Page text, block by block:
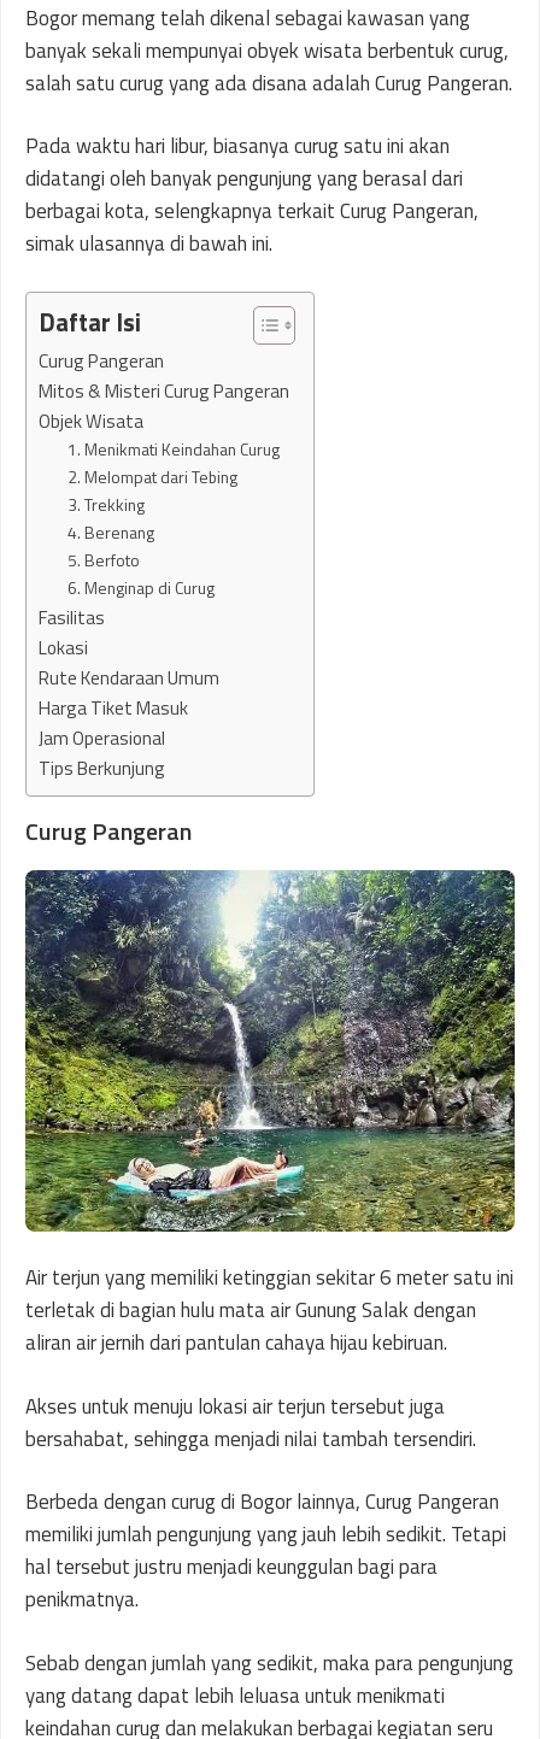
Bogor memang telah dikenal sebagai kawasan yang
banyak sekali mempunyai obyek wisata berbentuk curug,
salah satu curug yang ada disana adalah Curug Pangeran.
Pada waktu hari libur, biasanya curug satu ini akan
didatangi oleh banyak pengunjung yang berasal dari
berbagai kota, selengkapnya terkait Curug Pangeran,
simak ulasannya di bawah ini.
Daftar Isi
Curug Pangeran
Mitos & Misteri Curug Pangeran
Objek Wisata
1. Menikmati Keindahan Curug
2. Melompat dari Tebing
3. Trekking
4. Berenang
5. Berfoto
6. Menginap di Curug
Fasilitas
Lokasi
Rute Kendaraan Umum
Harga Tiket Masuk
Jam Operasional
Tips Berkunjung
Curug Pangeran
Air terjun yang memiliki ketinggian sekitar 6 meter satu ini
terletak di bagian hulu mata air Gunung Salak dengan
aliran air jernih dari pantulan cahaya hijau kebiruan.
Akses untuk menuju lokasi air terjun tersebut juga
bersahabat, sehingga menjadi nilai tambah tersendiri.
Berbeda dengan curug di Bogor lainnya, Curug Pangeran
memiliki jumlah pengunjung yang jauh lebih sedikit. Tetapi
hal tersebut justru menjadi keunggulan bagi para
penikmatnya.
Sebab dengan jumlah yang sedikit, maka para pengunjung
yang datang dapat lebih leluasa untuk menikmati
keindahan curug dan melakukan berbagai kegiatan seru